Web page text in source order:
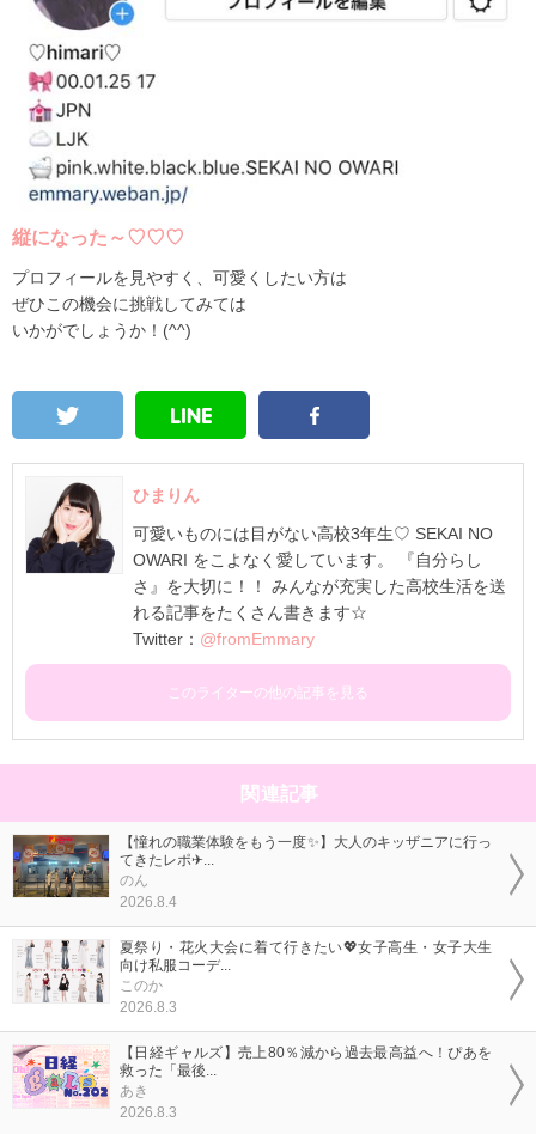
縦になった～♡♡♡
プロフィールを見やすく、可愛くしたい方は
ぜひこの機会に挑戦してみては
いかがでしょうか！(^^)
ひまりん
可愛いものには目がない高校3年生♡ SEKAI NO
OWARI をこよなく愛しています。 『自分らし
さ』を大切に！！ みんなが充実した高校生活を送
れる記事をたくさん書きます☆
Twitter： @fromEmmary
このライターの他の記事を見る
関連記事
【憧れの職業体験をもう一度✨】大人のキッザニアに行っ
てきたレポ✈...
のん
2026.8.4
夏祭り・花火大会に着て行きたい💖女子高生・女子大生
向け私服コーデ...
このか
2026.8.3
【日経ギャルズ】売上80％減から過去最高益へ！ぴあを
救った「最後...
あき
2026.8.3